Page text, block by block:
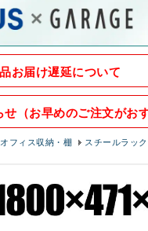
お届け遅延について
（お早めのご注文がお
オフィス収納・棚 スチールラッ